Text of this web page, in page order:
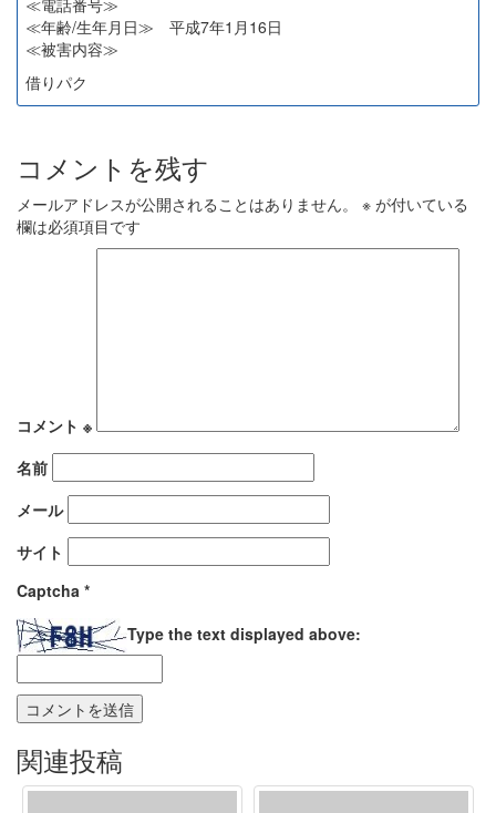
≪年齢/生年月日≫ 平成7年1月16日
≪被害内容≫
借りパク
コメントを残す
メールアドレスが公開されることはありません。 ※ が付いている
欄は必須項目です
コメント ※
名前
メール
サイト
Captcha *
Type the text displayed above:
関連投稿